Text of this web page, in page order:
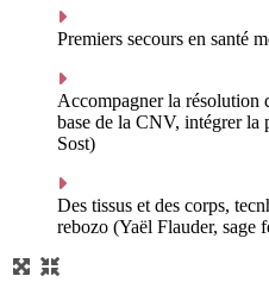
Premiers secours en santé
Accompagner la résolution
base de la CNV, intégrer la
Sost)
Des tissus et des corps,
rebozo (Yaël Flauder, sage